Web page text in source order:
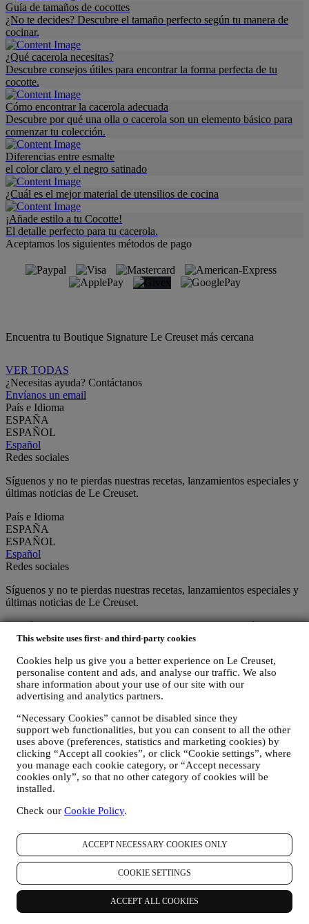
This website uses first- and third-party cookies
Cookies help us give you a better experience on Le Creuset,
personalise content and ads, and analyse our traffic. We also
share information about your use of our site with our
advertising and analytics partners.
“Necessary Cookies” cannot be disabled since they
support web functionalities, but you can consent to all the other
uses above (preferences, statistics and marketing cookies) by
clicking “Accept all cookies”, or click “Cookie settings”, where
you manage each cookie category, or “Accept necessary
cookies only”, so that no other category of cookies will be
installed.
Check our Cookie Policy.
ACCEPT NECESSARY COOKIES ONLY
COOKIE SETTINGS
ACCEPT ALL COOKIES
Guía de tamaños de cocottes
¿No te decides? Descubre el tamaño perfecto según tu manera de
cocinar.
¿Qué cacerola necesitas?
Descubre consejos útiles para encontrar la forma perfecta de tu
cocotte.
Cómo encontrar la cacerola adecuada
Descubre por qué una olla o cacerola son un elemento básico para
comenzar tu colección.
Diferencias entre esmalte
el color claro y el negro satinado
¿Cuál es el mejor material de utensilios de cocina
¡Añade estilo a tu Cocotte!
El detalle perfecto para tu cacerola.
Aceptamos los siguientes métodos de pago
Encuentra tu Boutique Signature Le Creuset más cercana
VER TODAS
¿Necesitas ayuda? Contáctanos
Envíanos un email
País e Idioma
ESPAÑA
ESPAÑOL
Español
Redes sociales
Síguenos y no te pierdas nuestras recetas, lanzamientos especiales y
últimas noticias de Le Creuset.
País e Idioma
ESPAÑA
ESPAÑOL
Español
Redes sociales
Síguenos y no te pierdas nuestras recetas, lanzamientos especiales y
últimas noticias de Le Creuset.
Suscríbete a nuestra newsletter y ahorra un 10% en tu próxima
compra
Sé el primero en recibir nuestros emails personalizados y otras
comunicaciones basadas en tus intereses y comportamiento.
*Tras registrarte, recibirás un código de descuento del 10% por
Email
Consientes que Le Creuset S.L y Le Creuset Group AG gestionen
tus datos como corresponsables del tratamiento.Política de
Privacidad.
¡Gracias por suscribirte!
Productos
Cocinar & hornear
Esenciales de cocina